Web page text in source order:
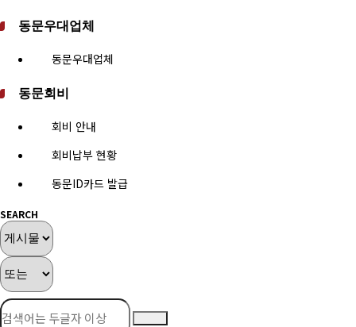
동문우대업체
동문우대업체
동문회비
회비 안내
회비납부 현황
동문ID카드 발급
SEARCH